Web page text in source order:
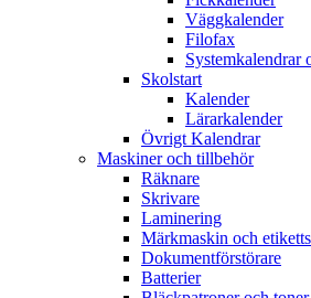
Väggkalender
Filofax
Systemkalendrar
Skolstart
Kalender
Lärarkalender
Övrigt Kalendrar
Maskiner och tillbehör
Räknare
Skrivare
Laminering
Märkmaskin och
Dokumentförstörare
Batterier